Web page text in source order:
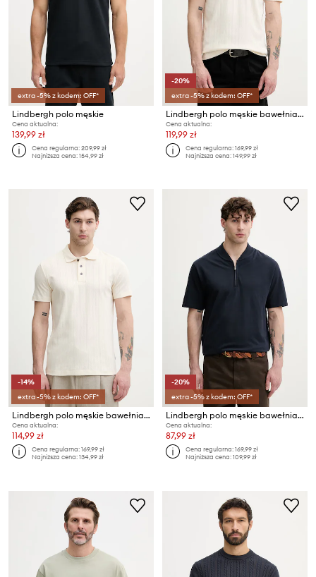
extra -5% z kodem: OFF*
Lindbergh polo męskie
Cena aktualna:
139,99 zł
Cena regularna:209,99 zł
Najniższa cena:154,99 zł
-20%
extra -5% z kodem: OFF*
Lindbergh polo męskie bawełniane
Cena aktualna:
119,99 zł
Cena regularna:169,99 zł
Najniższa cena:149,99 zł
-14%
extra -5% z kodem: OFF*
Lindbergh polo męskie bawełniane
Cena aktualna:
114,99 zł
Cena regularna:169,99 zł
Najniższa cena:134,99 zł
-20%
extra -5% z kodem: OFF*
Lindbergh polo męskie bawełniane
Cena aktualna:
87,99 zł
Cena regularna:169,99 zł
Najniższa cena:109,99 zł